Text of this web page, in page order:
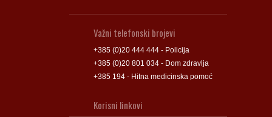
Važni telefonski brojevi
+385 (0)20 444 444 - Policija
+385 (0)20 801 034 - Dom zdravlja
+385 194 - Hitna medicinska pomoć
Korisni linkovi